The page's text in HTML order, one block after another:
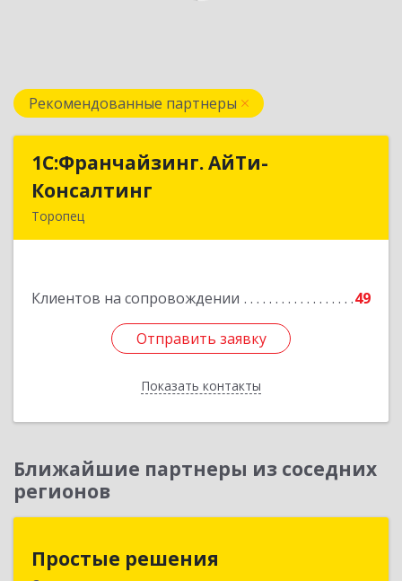
Рекомендованные партнеры
1С:Франчайзинг. АйТи-
Консалтинг
Торопец
Клиентов на сопровождении 49
Отправить заявку
Показать контакты
1С:Франчайзинг. АйТи-
Подробнее
Отправить заявку
Назад
Ближайшие партнеры из соседних
регионов
Простые решения